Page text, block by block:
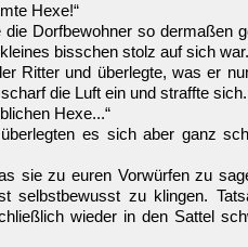
Hexe!“
die Dorfbewohner so dermaßen
bisschen stolz auf sich war.
Ritter und überlegte, was er
die Luft ein und straffte sich.
Hexe...“
es sich aber ganz
sie zu euren Vorwürfen zu
selbstbewusst zu klingen.
wieder in den Sattel